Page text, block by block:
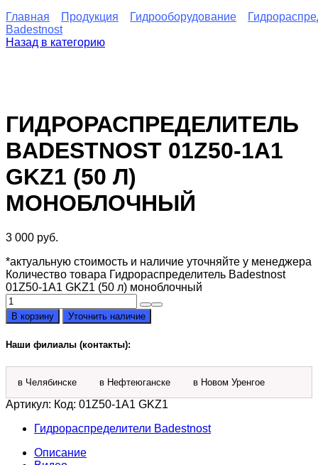
Главная
Продукция Гидрооборудование
Badestnost
Назад в категорию
ГИДРОРАСПРЕДЕЛИТЕЛЬ
BADESTNOST 01Z50-1А1
GKZ1 (50 Л)
МОНОБЛОЧНЫЙ
3 000 руб.
*актуальную стоимость и наличие уточняйте у менеджера
Количество товара Гидрораспределитель Badestnost
01Z50-1А1 GKZ1 (50 л) моноблочный
В корзину Уточнить наличие
Наши филиалы (контакты):
в Челябинске в Нефтеюганске в Новом Уренгое
Артикул: Код: 01Z50-1А1 GKZ1
Гидрораспределители Badestnost
Описание